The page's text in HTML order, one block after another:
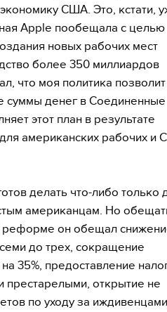
США. Это, кстати,
Apple пообещала с целью
новых рабочих мест
более 350 миллиардов
что моя политика
суммы денег в Соединенные
этот план в результате
американских рабочих и
делать что-либо только
американцам. Но
реформе он обещал
до трех, сокращение
35%, предоставление
престарелыми, открытие не
по уходу за